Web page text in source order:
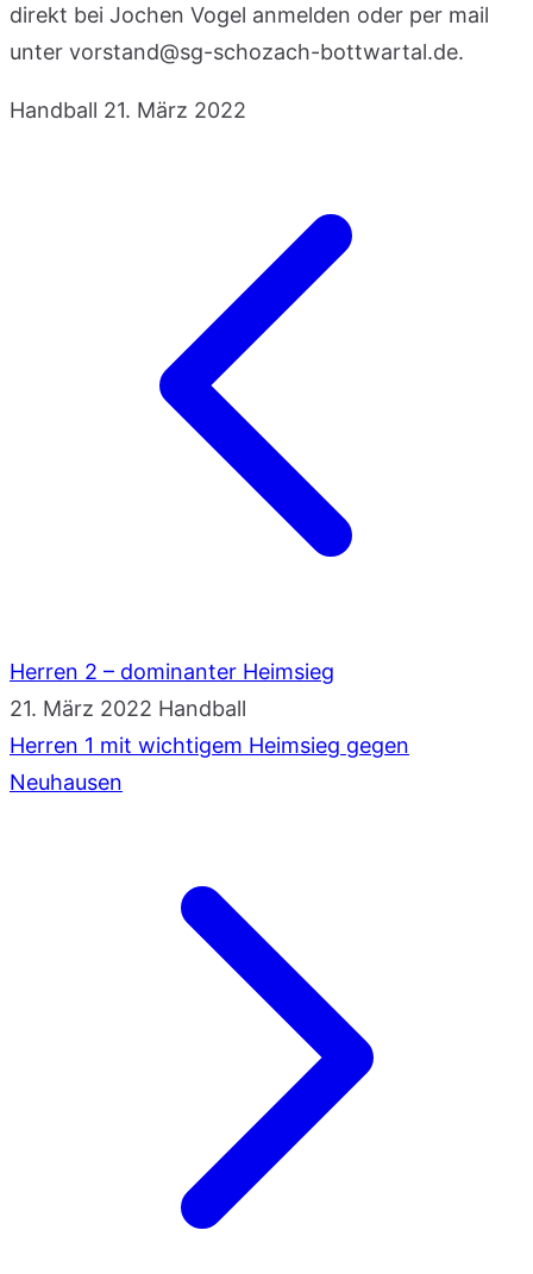
direkt bei Jochen Vogel anmelden oder per mail
unter vorstand@sg-schozach-bottwartal.de.
Handball 21. März 2022
Herren 2 – dominanter Heimsieg
21. März 2022 Handball
Herren 1 mit wichtigem Heimsieg gegen
Neuhausen